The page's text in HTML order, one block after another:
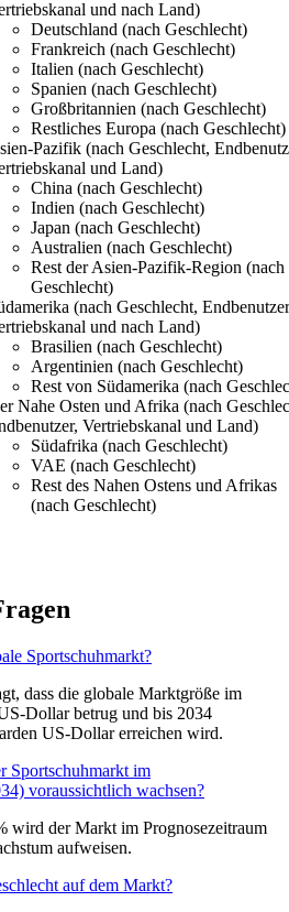
und nach Land)
Deutschland (nach Geschlecht)
Frankreich (nach Geschlecht)
Italien (nach Geschlecht)
Spanien (nach Geschlecht)
Großbritannien (nach Geschlecht)
Restliches Europa (nach Geschlecht)
Pazifik (nach Geschlecht,
und Land)
China (nach Geschlecht)
Indien (nach Geschlecht)
Japan (nach Geschlecht)
Australien (nach Geschlecht)
Rest der Asien-Pazifik-Region (nach
Geschlecht)
(nach Geschlecht,
und nach Land)
Brasilien (nach Geschlecht)
Argentinien (nach Geschlecht)
Rest von Südamerika (nach
Nahe Osten und Afrika (nach
Vertriebskanal und Land)
Südafrika (nach Geschlecht)
VAE (nach Geschlecht)
Rest des Nahen Ostens und Afrikas
(nach Geschlecht)
Sportschuhmarkt?
dass die globale Marktgröße im
Dollar betrug und bis 2034
US-Dollar erreichen wird.
im
voraussichtlich wachsen?
wird der Markt im Prognosezeitraum
aufweisen.
auf dem Markt?